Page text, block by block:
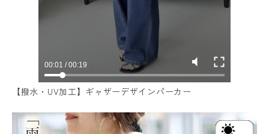
【撥水・UV加工】ギャザーデザインパーカー